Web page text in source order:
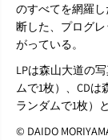
のすべてを網羅
断した、プログ
がっている。
LPは森山大道の
ムで1枚）、CD
ランダムで1枚）
© DAIDO